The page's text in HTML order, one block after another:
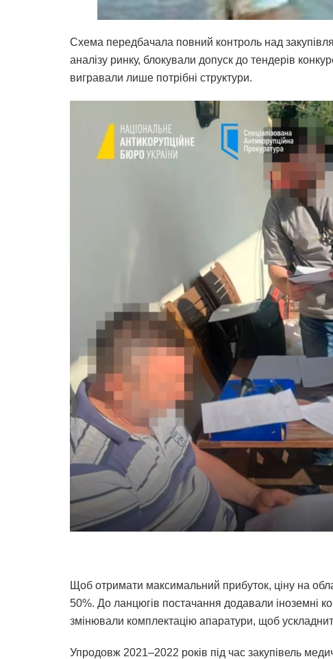
Схема передбачала повний контроль над
аналізу ринку, блокували допуск до тендерів
вигравали лише потрібні структури.
Щоб отримати максимальний прибуток, ціну на
50%. До ланцюгів постачання додавали іноземні
змінювали комплектацію апаратури, щоб
Упродовж 2021–2022 років під час закупівель